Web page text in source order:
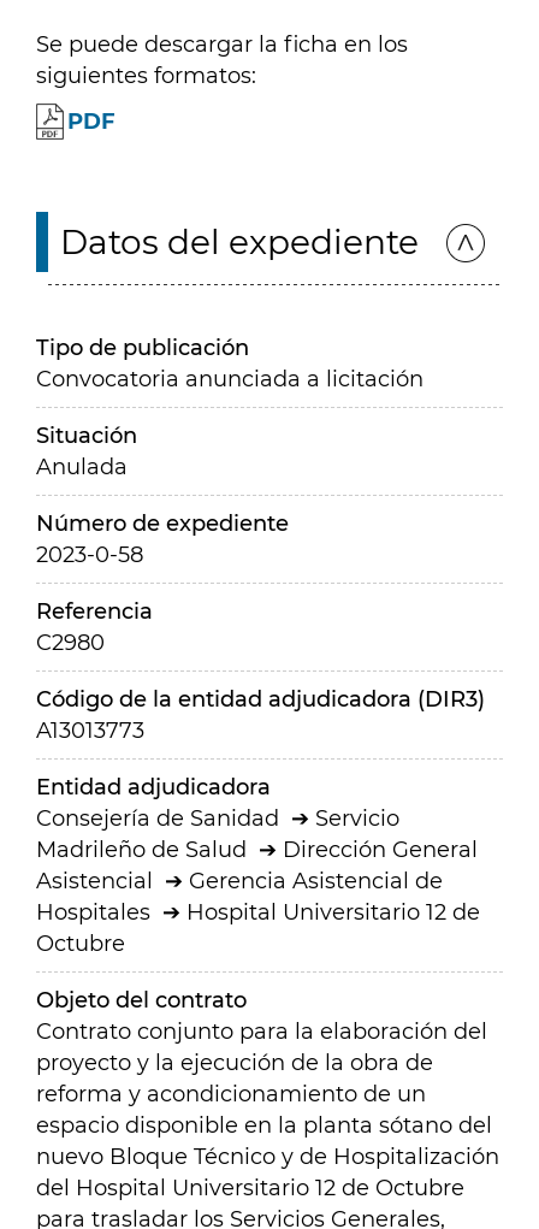
Se puede descargar la ficha en los
siguientes formatos:
PDF
Datos del expediente
Tipo de publicación
Convocatoria anunciada a licitación
Situación
Anulada
Número de expediente
2023-0-58
Referencia
C2980
Código de la entidad adjudicadora (DIR3)
A13013773
Entidad adjudicadora
Consejería de Sanidad
Servicio
Madrileño de Salud
Dirección General
Asistencial
Gerencia Asistencial de
Hospitales
Hospital Universitario 12 de
Octubre
Objeto del contrato
Contrato conjunto para la elaboración del
proyecto y la ejecución de la obra de
reforma y acondicionamiento de un
espacio disponible en la planta sótano del
nuevo Bloque Técnico y de Hospitalización
del Hospital Universitario 12 de Octubre
para trasladar los Servicios Generales,